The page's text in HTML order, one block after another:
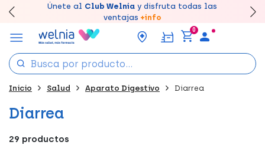
Disfruta de la entregarápida y gratuitaen farmacia
Únete al Club Welnia y disfruta todas las
ventajas +info
un 7% de descuento creando tu cuentaaquí
Canjea tus puntos en tu Farmacia de Confianza,
acumúlalos online.
0
Inicio Salud Aparato Digestivo Diarrea
Diarrea
29 productos